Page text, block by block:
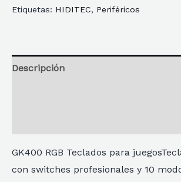
BLITZ
T-
Etiquetas: HIDITEC, Periféricos
Descripción
GK400 RGB Teclados para
con switches profesionales y 10